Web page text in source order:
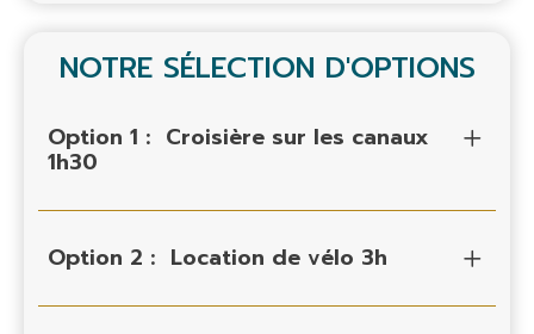
NOTRE SÉLECTION D'OPTIONS
Option 1 : Croisière sur les canaux
1h30
Option 2 : Location de vélo 3h